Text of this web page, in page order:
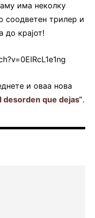
има неколку
соодветен трилер и
до крајот!
и оваа нова
desorden que dejas“.